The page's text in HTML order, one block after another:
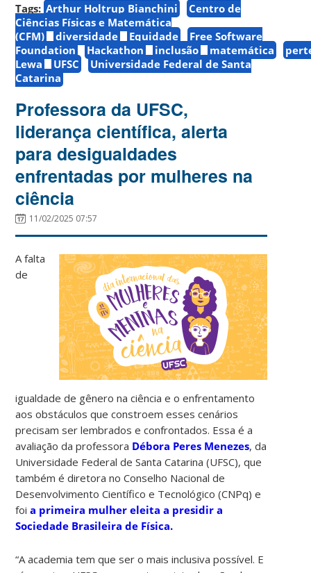
Tags: Arthur Holtrup Bianchini
Centro de
Ciências Físicas e Matemática
(CFM)
diversidade Equidade
Free Software
Foundation
Hackathon inclusão matemática
Lewa
UFSC
Universidade Federal de Santa
Catarina
Professora da UFSC,
liderança científica, alerta
para desigualdades
enfrentadas por mulheres na
ciência
11/02/2025 07:57
A falta
de
igualdade de gênero na ciência e o enfrentamento
aos obstáculos que constroem esses cenários
precisam ser lembrados e confrontados. Essa é a
avaliação da professora Débora Peres Menezes, da
Universidade Federal de Santa Catarina (UFSC), que
também é diretora no Conselho Nacional de
Desenvolvimento Científico e Tecnológico (CNPq) e
foia primeira mulher eleita a presidir a
Sociedade Brasileira de Física.
“A academia tem que ser o mais inclusiva possível. E